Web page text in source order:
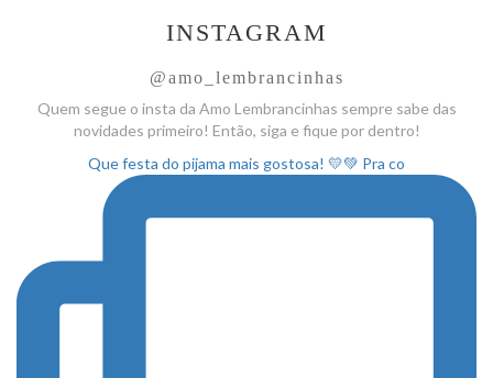
INSTAGRAM
@amo_lembrancinhas
Quem segue o insta da Amo Lembrancinhas sempre sabe das
novidades primeiro! Então, siga e fique por dentro!
Que festa do pijama mais gostosa! 💛💚 Pra co